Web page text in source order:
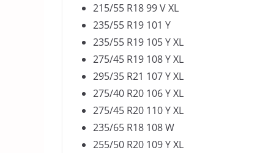
215/55 R18 99 V XL
235/55 R19 101 Y
235/55 R19 105 Y XL
275/45 R19 108 Y XL
295/35 R21 107 Y XL
275/40 R20 106 Y XL
275/45 R20 110 Y XL
235/65 R18 108 W
255/50 R20 109 Y XL